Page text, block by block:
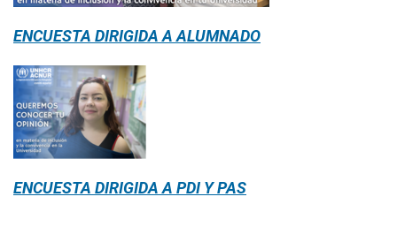
ENCUESTA DIRIGIDA A ALUMNADO
ENCUESTA DIRIGIDA A PDI Y PAS